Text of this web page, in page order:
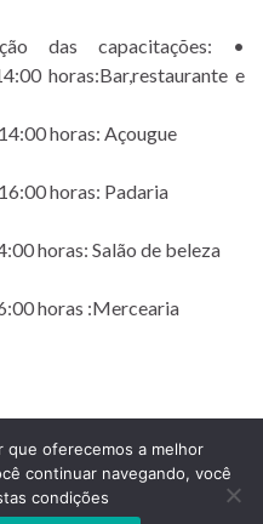
das capacitações: •
horas:Bar,restaurante e
horas: Açougue
horas: Padaria
horas: Salão de beleza
horas :Mercearia
Gasparian
Comendador Levy Gasparian /RJ –
que oferecemos a melhor
continuar navegando, você
condições